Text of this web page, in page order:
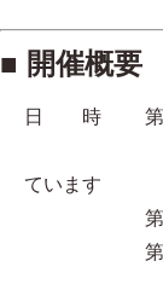
■ 開催概要
日 時 第1
※注：当初
ています
第2回
第3回 9
※注：当